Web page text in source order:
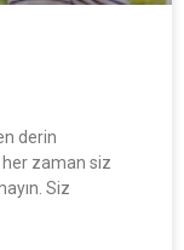
derin
zaman siz
Siz